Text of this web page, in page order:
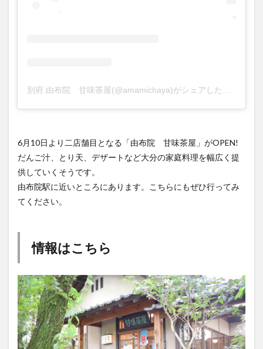
供していくそうです。
由布院駅に近いところにあります。こちらにもぜひ行ってみ
てください。